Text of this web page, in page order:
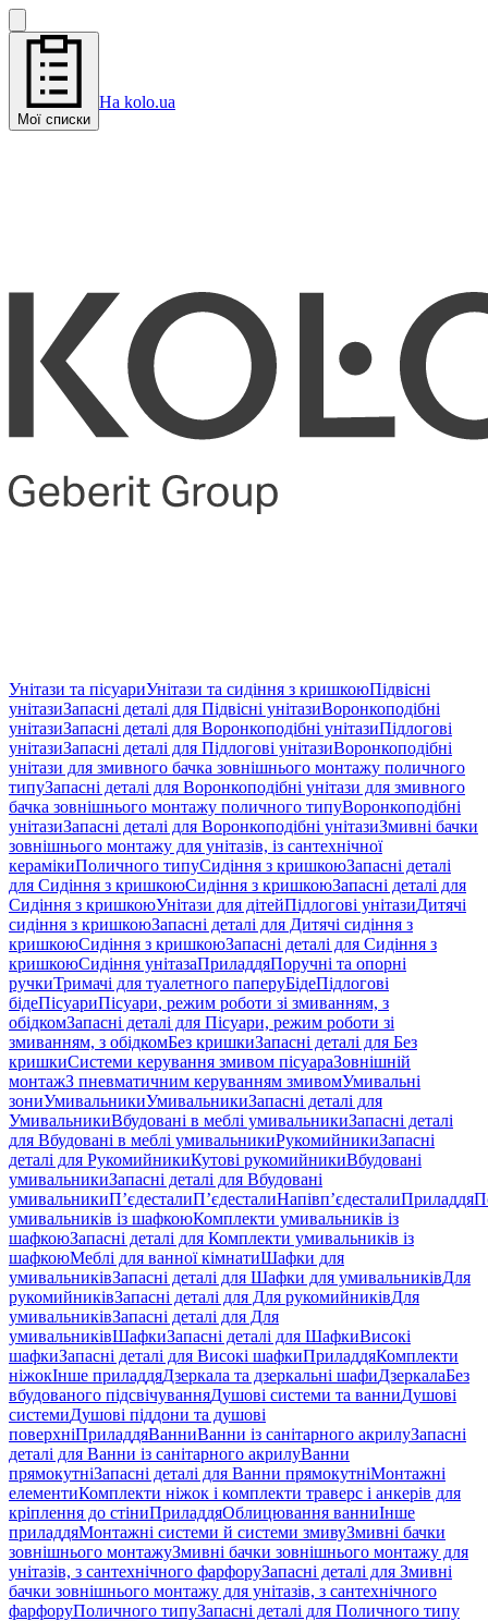
Мої списки
На kolo.ua
Унітази та пісуариУнітази та сидіння з кришкоюПідвісні
унітазиЗапасні деталі для Підвісні унітазиВоронкоподібні
унітазиЗапасні деталі для Воронкоподібні унітазиПідлогові
унітазиЗапасні деталі для Підлогові унітазиВоронкоподібні
унітази для змивного бачка зовнішнього монтажу поличного
типуЗапасні деталі для Воронкоподібні унітази для змивного
бачка зовнішнього монтажу поличного типуВоронкоподібні
унітазиЗапасні деталі для Воронкоподібні унітазиЗмивні бачки
зовнішнього монтажу для унітазів, із сантехнічної
керамікиПоличного типуСидіння з кришкоюЗапасні деталі
для Сидіння з кришкоюСидіння з кришкоюЗапасні деталі для
Сидіння з кришкоюУнітази для дітейПідлогові унітазиДитячі
сидіння з кришкоюЗапасні деталі для Дитячі сидіння з
кришкоюСидіння з кришкоюЗапасні деталі для Сидіння з
кришкоюСидіння унітазаПриладдяПоручні та опорні
ручкиТримачі для туалетного паперуБідеПідлогові
бідеПісуариПісуари, режим роботи зі змиванням, з
обідкомЗапасні деталі для Пісуари, режим роботи зі
змиванням, з обідкомБез кришкиЗапасні деталі для Без
кришкиСистеми керування змивом пісуараЗовнішній
монтажЗ пневматичним керуванням змивомУмивальні
зониУмивальникиУмивальникиЗапасні деталі для
УмивальникиВбудовані в меблі умивальникиЗапасні деталі
для Вбудовані в меблі умивальникиРукомийникиЗапасні
деталі для РукомийникиКутові рукомийникиВбудовані
умивальникиЗапасні деталі для Вбудовані
умивальникиП’єдесталиП’єдесталиНапівп’єдесталиПриладдя
умивальників із шафкоюКомплекти умивальників із
шафкоюЗапасні деталі для Комплекти умивальників із
шафкоюМеблі для ванної кімнатиШафки для
умивальниківЗапасні деталі для Шафки для умивальниківДля
рукомийниківЗапасні деталі для Для рукомийниківДля
умивальниківЗапасні деталі для Для
умивальниківШафкиЗапасні деталі для ШафкиВисокі
шафкиЗапасні деталі для Високі шафкиПриладдяКомплекти
ніжокІнше приладдяДзеркала та дзеркальні шафиДзеркалаБез
вбудованого підсвічуванняДушові системи та ванниДушові
системиДушові піддони та душові
поверхніПриладдяВанниВанни із санітарного акрилуЗапасні
деталі для Ванни із санітарного акрилуВанни
прямокутніЗапасні деталі для Ванни прямокутніМонтажні
елементиКомплекти ніжок і комплекти траверс і анкерів для
кріплення до стіниПриладдяОблицювання ванниІнше
приладдяМонтажні системи й системи змивуЗмивні бачки
зовнішнього монтажуЗмивні бачки зовнішнього монтажу для
унітазів, з сантехнічного фарфоруЗапасні деталі для Змивні
бачки зовнішнього монтажу для унітазів, з сантехнічного
фарфоруПоличного типуЗапасні деталі для Поличного типу